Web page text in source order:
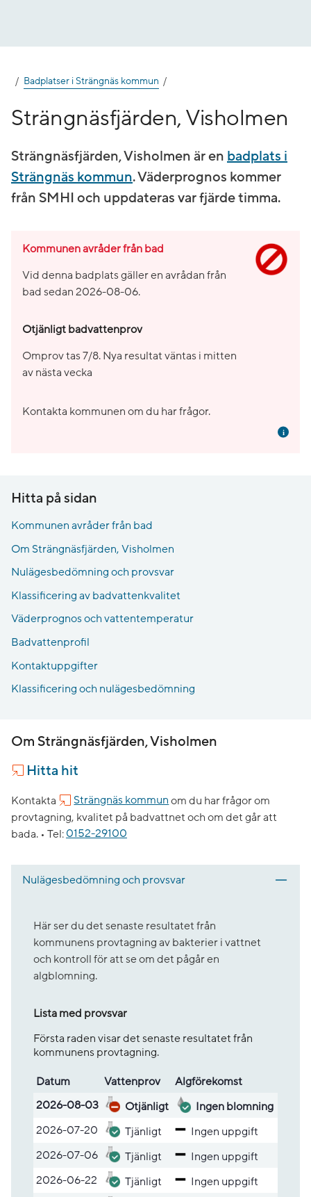
Badplatser i Strängnäs kommun
Strängnäsfjärden, Visholmen
Strängnäsfjärden, Visholmen är en badplats i
Strängnäs kommun. Väderprognos kommer
från SMHI och uppdateras var fjärde timma.
Kommunen avråder från bad
Vid denna badplats gäller en avrådan från
bad sedan 2026-08-06.
Otjänligt badvattenprov
Omprov tas 7/8. Nya resultat väntas i mitten
av nästa vecka
Kontakta kommunen om du har frågor.
Mer
Hitta på sidan
Kommunen avråder från bad
Om Strängnäsfjärden, Visholmen
Nulägesbedömning och provsvar
Klassificering av badvattenkvalitet
Väderprognos och vattentemperatur
Badvattenprofil
Kontaktuppgifter
Klassificering och nulägesbedömning
Om Strängnäsfjärden, Visholmen
Hitta hit
Kontakta Strängnäs kommun om du har frågor om
provtagning, kvalitet på badvattnet och om det går att
bada. • Tel: 0152-29100
Nulägesbedömning och provsvar
Här ser du det senaste resultatet från
kommunens provtagning av bakterier i vattnet
och kontroll för att se om det pågår en
algblomning.
Lista med provsvar
Första raden visar det senaste resultatet från
kommunens provtagning.
Lista med provsvar
Datum Vatten­prov
Alg­före­komst
2026-08-03
Otjänligt
Ingen blomning
2026-07-20
Tjänligt
Ingen uppgift
2026-07-06
Tjänligt
Ingen uppgift
2026-06-22
Tjänligt
Ingen uppgift